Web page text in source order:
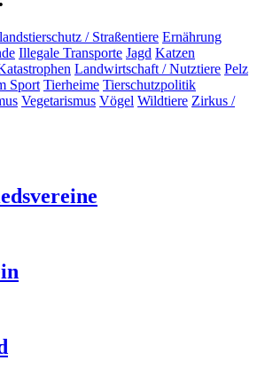
/ Straßentiere Ernährung
Illegale Transporte Jagd Katzen
Landwirtschaft / Nutztiere Pelz
Sport Tierheime Tierschutzpolitik
Vegetarismus Vögel Wildtiere Zirkus /